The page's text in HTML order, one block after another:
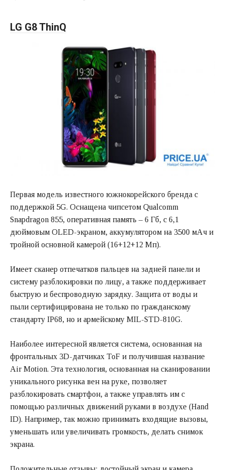
LG G8 ThinQ
Первая модель известного южнокорейского бренда с
поддержкой 5G. Оснащена чипсетом Qualcomm
Snapdragon 855, оперативная память – 6 Гб, с 6,1
дюймовым OLED-экраном, аккумулятором на 3500 мАч и
тройной основной камерой (16+12+12 Мп).
Имеет сканер отпечатков пальцев на задней панели и
систему разблокировки по лицу, а также поддерживает
быструю и беспроводную зарядку. Защита от воды и
пыли сертифицирована не только по гражданскому
стандарту IP68, но и армейскому MIL-STD-810G.
Наиболее интересной является система, основанная на
фронтальных 3D-датчиках ToF и получившая название
Air Motion. Эта технология, основанная на сканировании
уникального рисунка вен на руке, позволяет
разблокировать смартфон, а также управлять им с
помощью различных движений руками в воздухе (Hand
ID). Например, так можно принимать входящие вызовы,
уменьшать или увеличивать громкость, делать снимок
экрана.